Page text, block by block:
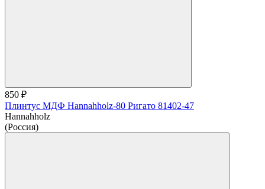
850 ₽
Плинтус МДФ Hannahholz-80 Ригато 81402-47
Hannahholz
(Россия)